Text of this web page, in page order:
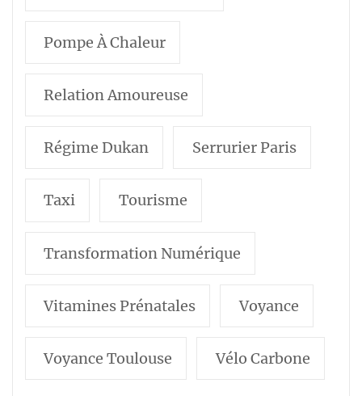
Pompe À Chaleur
Relation Amoureuse
Régime Dukan Serrurier Paris
Taxi Tourisme
Transformation Numérique
Vitamines Prénatales Voyance
Voyance Toulouse Vélo Carbone